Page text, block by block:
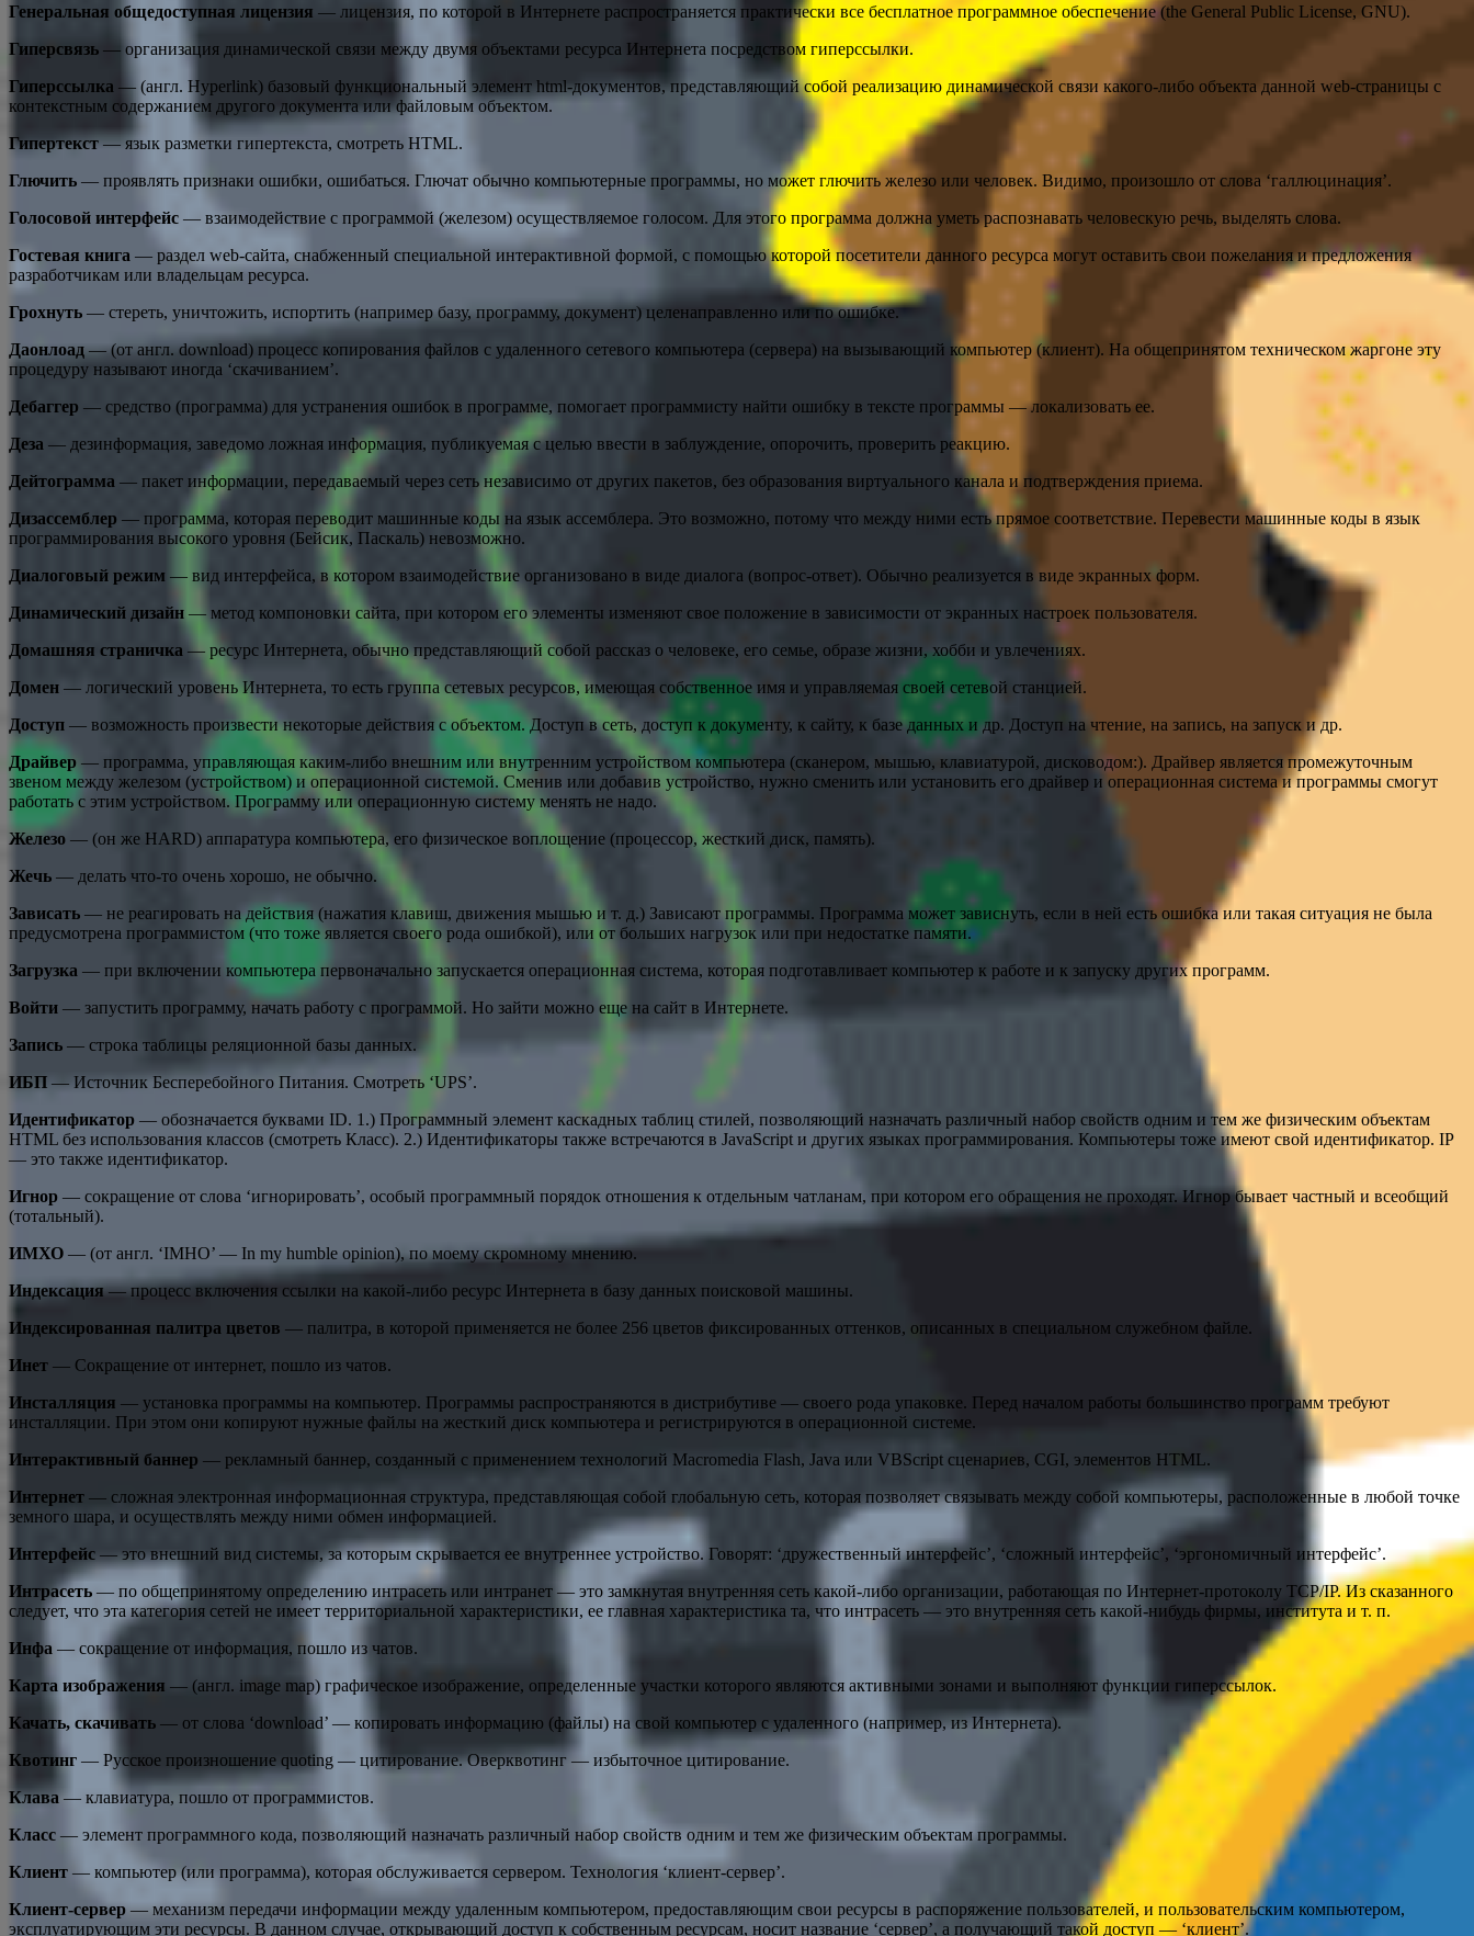
Генеральная общедоступная лицензия — лицензия, по которой в Интернете распространяется практически все бесплатное программное обеспечение (the General Public License, GNU).
Гиперсвязь — организация динамической связи между двумя объектами ресурса Интернета посредством гиперссылки.
Гиперссылка — (англ. Hyperlink) базовый функциональный элемент html-документов, представляющий собой реализацию динамической связи какого-либо объекта данной web-страницы с
контекстным содержанием другого документа или файловым объектом.
Гипертекст— язык разметки гипертекста, смотреть HTML.
Глючить — проявлять признаки ошибки, ошибаться. Глючат обычно компьютерные программы, но может глючить железо или человек. Видимо, произошло от слова ‘галлюцинация’.
Голосовой интерфейс — взаимодействие с программой (железом) осуществляемое голосом. Для этого программа должна уметь распознавать человескую речь, выделять слова.
Гостевая книга — раздел web-сайта, снабженный специальной интерактивной формой, с помощью которой посетители данного ресурса могут оставить свои пожелания и предложения
разработчикам или владельцам ресурса.
Грохнуть — стереть, уничтожить, испортить (например базу, программу, документ) целенаправленно или по ошибке.
Даонлоад— (от англ. download) процесс копирования файлов с удаленного сетевого компьютера (сервера) на вызывающий компьютер (клиент). На общепринятом техническом жаргоне эту
процедуру называют иногда ‘скачиванием’.
Дебаггер — средство (программа) для устранения ошибок в программе, помогает программисту найти ошибку в тексте программы — локализовать ее.
Деза — дезинформация, заведомо ложная информация, публикуемая с целью ввести в заблуждение, опорочить, проверить реакцию.
Дейтограмма — пакет информации, передаваемый через сеть независимо от других пакетов, без образования виртуального канала и подтверждения приема.
Дизассемблер — программа, которая переводит машинные коды на язык ассемблера. Это возможно, потому что между ними есть прямое соответствие. Перевести машинные коды в язык
программирования высокого уровня (Бейсик, Паскаль) невозможно.
Диалоговый режим — вид интерфейса, в котором взаимодействие организовано в виде диалога (вопрос-ответ). Обычно реализуется в виде экранных форм.
Динамический дизайн — метод компоновки сайта, при котором его элементы изменяют свое положение в зависимости от экранных настроек пользователя.
Домашняя страничка — ресурс Интернета, обычно представляющий собой рассказ о человеке, его семье, образе жизни, хобби и увлечениях.
Домен — логический уровень Интернета, то есть группа сетевых ресурсов, имеющая собственное имя и управляемая своей сетевой станцией.
Доступ — возможность произвести некоторые действия с объектом. Доступ в сеть, доступ к документу, к сайту, к базе данных и др. Доступ на чтение, на запись, на запуск и др.
Драйвер — программа, управляющая каким-либо внешним или внутренним устройством компьютера (сканером, мышью, клавиатурой, дисководом:). Драйвер является промежуточным
звеном между железом (устройством) и операционной системой. Сменив или добавив устройство, нужно сменить или установить его драйвер и операционная система и программы смогут
работать с этим устройством. Программу или операционную систему менять не надо.
Железо — (он же HARD) аппаратура компьютера, его физическое воплощение (процессор, жесткий диск, память).
Жечь — делать что-то очень хорошо, не обычно.
Зависать — не реагировать на действия (нажатия клавиш, движения мышью и т. д.) Зависают программы. Программа может зависнуть, если в ней есть ошибка или такая ситуация не была
предусмотрена программистом (что тоже является своего рода ошибкой), или от больших нагрузок или при недостатке памяти.
Загрузка — при включении компьютера первоначально запускается операционная система, которая подготавливает компьютер к работе и к запуску других программ.
Войти — запустить программу, начать работу с программой. Но зайти можно еще на сайт в Интернете.
Запись — строка таблицы реляционной базы данных.
ИБП — Источник Бесперебойного Питания. Смотреть ‘UPS’.
Идентификатор — обозначается буквами ID. 1.) Программный элемент каскадных таблиц стилей, позволяющий назначать различный набор свойств одним и тем же физическим объектам
HTML без использования классов (смотреть Класс). 2.) Идентификаторы также встречаются в JavaScript и других языках программирования. Компьютеры тоже имеют свой идентификатор. IP
— это также идентификатор.
Игнор — сокращение от слова ‘игнорировать’, особый программный порядок отношения к отдельным чатланам, при котором его обращения не проходят. Игнор бывает частный и всеобщий
(тотальный).
ИМХО — (от англ. ‘IMHO’ — In my humble opinion), по моему скромному мнению.
Индексация— процесс включения ссылки на какой-либо ресурс Интернета в базу данных поисковой машины.
Индексированная палитра цветов — палитра, в которой применяется не более 256 цветов фиксированных оттенков, описанных в специальном служебном файле.
Инет — Сокращение от интернет, пошло из чатов.
Инсталляция — установка программы на компьютер. Программы распространяются в дистрибутиве — своего рода упаковке. Перед началом работы большинство программ требуют
инсталляции. При этом они копируют нужные файлы на жесткий диск компьютера и регистрируются в операционной системе.
Интерактивный баннер — рекламный баннер, созданный с применением технологий Macromedia Flash, Java или VBScript сценариев, CGI, элементов HTML.
Интернет — сложная электронная информационная структура, представляющая собой глобальную сеть, которая позволяет связывать между собой компьютеры, расположенные в любой точке
земного шара, и осуществлять между ними обмен информацией.
Интерфейс — это внешний вид системы, за которым скрывается ее внутреннее устройство. Говорят: ‘дружественный интерфейс’, ‘сложный интерфейс’, ‘эргономичный интерфейс’.
Интрасеть — по общепринятому определению интрасеть или интранет — это замкнутая внутренняя сеть какой-либо организации, работающая по Интернет-протоколу TCP/IP. Из сказанного
следует, что эта категория сетей не имеет территориальной характеристики, ее главная характеристика та, что интрасеть — это внутренняя сеть какой-нибудь фирмы, института и т. п.
Инфа — сокращение от информация, пошло из чатов.
Карта изображения — (англ. image map) графическое изображение, определенные участки которого являются активными зонами и выполняют функции гиперссылок.
Качать, скачивать — от слова ‘download’ — копировать информацию (файлы) на свой компьютер с удаленного (например, из Интернета).
Квотинг — Русское произношение quoting — цитирование. Оверквотинг — избыточное цитирование.
Клава — клавиатура, пошло от программистов.
Класс — элемент программного кода, позволяющий назначать различный набор свойств одним и тем же физическим объектам программы.
Клиент — компьютер (или программа), которая обслуживается сервером. Технология ‘клиент-сервер’.
Клиент-сервер— механизм передачи информации между удаленным компьютером, предоставляющим свои ресурсы в распоряжение пользователей, и пользовательским компьютером,
эксплуатирующим эти ресурсы. В данном случае, открывающий доступ к собственным ресурсам, носит название ‘сервер’, а получающий такой доступ — ‘клиент’.